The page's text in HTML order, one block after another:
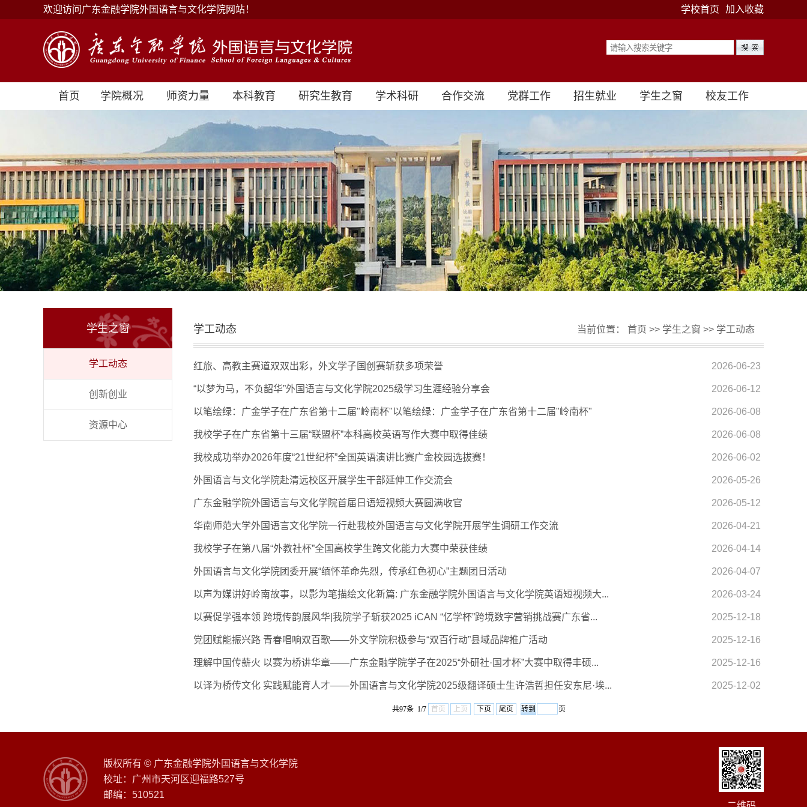
欢迎访问广东金融学院外国语言与文化学院网站！ 学校首页 加入收藏
首页 学院概况 师资力量 本科教育 研究生教育 学术科研 合作交流 党群工作 招生就业 学生之窗 校友工作
学生之窗
学工动态
创新创业
资源中心
学工动态 当前位置： 首页 >> 学生之窗 >> 学工动态
红旅、高教主赛道双双出彩，外文学子国创赛斩获多项荣誉 2026-06-23
“以梦为马，不负韶华”外国语言与文化学院2025级学习生涯经验分享会 2026-06-12
以笔绘绿：广金学子在广东省第十二届"岭南杯"以笔绘绿：广金学子在广东省第十二届"岭南杯" 2026-06-08
我校学子在广东省第十三届“联盟杯”本科高校英语写作大赛中取得佳绩 2026-06-08
我校成功举办2026年度“21世纪杯”全国英语演讲比赛广金校园选拔赛！ 2026-06-02
外国语言与文化学院赴清远校区开展学生干部延伸工作交流会 2026-05-26
广东金融学院外国语言与文化学院首届日语短视频大赛圆满收官 2026-05-12
华南师范大学外国语言文化学院一行赴我校外国语言与文化学院开展学生调研工作交流 2026-04-21
我校学子在第八届“外教社杯”全国高校学生跨文化能力大赛中荣获佳绩 2026-04-14
外国语言与文化学院团委开展“缅怀革命先烈，传承红色初心”主题团日活动 2026-04-07
以声为媒讲好岭南故事，以影为笔描绘文化新篇: 广东金融学院外国语言与文化学院英语短视频大... 2026-03-24
以赛促学强本领 跨境传韵展风华|我院学子斩获2025 iCAN “亿学杯”跨境数字营销挑战赛广东省... 2025-12-18
党团赋能振兴路 青春唱响双百歌——外文学院积极参与“双百行动”县域品牌推广活动 2025-12-16
理解中国传薪火 以赛为桥讲华章——广东金融学院学子在2025“外研社·国才杯”大赛中取得丰硕... 2025-12-16
以译为桥传文化 实践赋能育人才——外国语言与文化学院2025级翻译硕士生许浩哲担任安东尼·埃... 2025-12-02
共97条 1/7 首页 上页 下页 尾页 页
版权所有 © 广东金融学院外国语言与文化学院
校址：广州市天河区迎福路527号
邮编：510521